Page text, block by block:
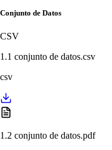
Conjunto de Datos
CSV
1.1 conjunto de datos.csv
csv
1.2 conjunto de datos.pdf